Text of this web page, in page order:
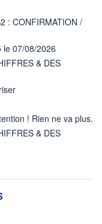
: CONFIRMATION /
le 07/08/2026
& DES
! Rien ne va plus.
& DES